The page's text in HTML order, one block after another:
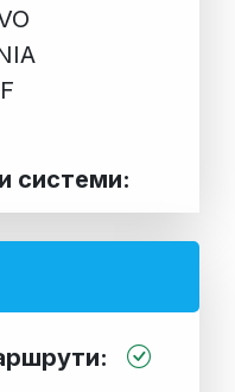
системи: